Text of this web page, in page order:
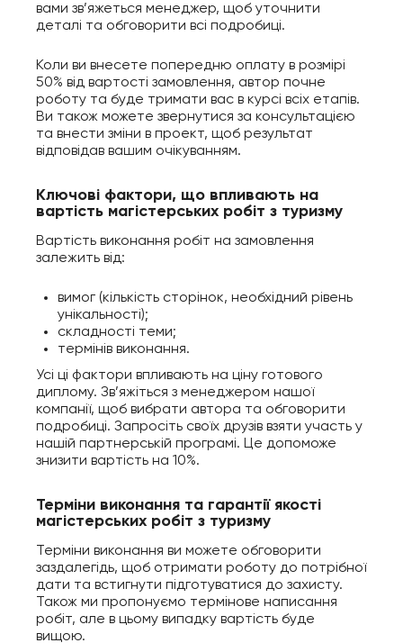
вами зв’яжеться менеджер, щоб уточнити
деталі та обговорити всі подробиці.
Коли ви внесете попередню оплату в розмірі
50% від вартості замовлення, автор почне
роботу та буде тримати вас в курсі всіх етапів.
Ви також можете звернутися за консультацією
та внести зміни в проект, щоб результат
відповідав вашим очікуванням.
Ключові фактори, що впливають на
вартість магістерських робіт з туризму
Вартість виконання робіт на замовлення
залежить від:
вимог (кількість сторінок, необхідний рівень
унікальності);
складності теми;
термінів виконання.
Усі ці фактори впливають на ціну готового
диплому. Зв’яжіться з менеджером нашої
компанії, щоб вибрати автора та обговорити
подробиці. Запросіть своїх друзів взяти участь у
нашій партнерській програмі. Це допоможе
знизити вартість на 10%.
Терміни виконання та гарантії якості
магістерських робіт з туризму
Терміни виконання ви можете обговорити
заздалегідь, щоб отримати роботу до потрібної
дати та встигнути підготуватися до захисту.
Також ми пропонуємо термінове написання
робіт, але в цьому випадку вартість буде
вищою.